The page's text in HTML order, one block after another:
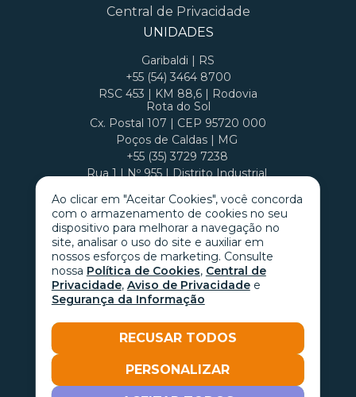
Ao clicar em "Aceitar Cookies", você concorda
com o armazenamento de cookies no seu
dispositivo para melhorar a navegação no
site, analisar o uso do site e auxiliar em
nossos esforços de marketing. Consulte
nossa Política de Cookies, Central de
Privacidade, Aviso de Privacidadee
Segurança da Informação
RECUSAR TODOS
PERSONALIZAR
Central de Privacidade
UNIDADES
Garibaldi | RS
+55 (54) 3464 8700
RSC 453 | KM 88,6 | Rodovia
Rota do Sol
Cx. Postal 107 | CEP 95720 000
Poços de Caldas | MG
+55 (35) 3729 7238
Rua 1 | Nº 955 | Distrito Industrial
Go with the